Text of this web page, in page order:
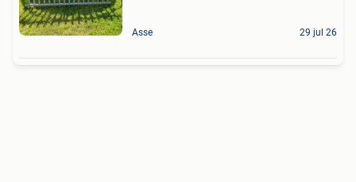
Asse 29 jul 26